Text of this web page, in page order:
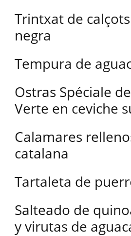
Trintxat de
negra
Tempura de
Ostras Spéciale
Verte en ceviche
Calamares
catalana
Tartaleta de
Salteado de
y virutas de